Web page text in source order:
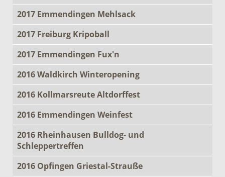
2017 Emmendingen Mehlsack
2017 Freiburg Kripoball
2017 Emmendingen Fux'n
2016 Waldkirch Winteropening
2016 Kollmarsreute Altdorffest
2016 Emmendingen Weinfest
2016 Rheinhausen Bulldog- und
Schleppertreffen
2016 Opfingen Griestal-Strauße